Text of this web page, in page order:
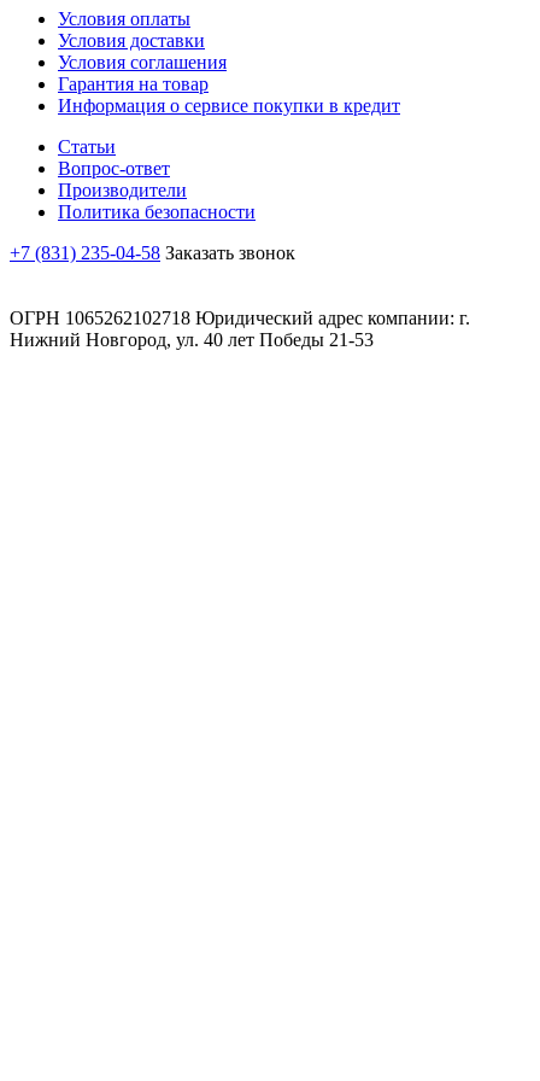
Условия оплаты
Условия доставки
Условия соглашения
Гарантия на товар
Информация о сервисе покупки в кредит
Статьи
Вопрос-ответ
Производители
Политика безопасности
+7 (831) 235-04-58 Заказать звонок
ОГРН 1065262102718 Юридический адрес компании: г.
Нижний Новгород, ул. 40 лет Победы 21-53